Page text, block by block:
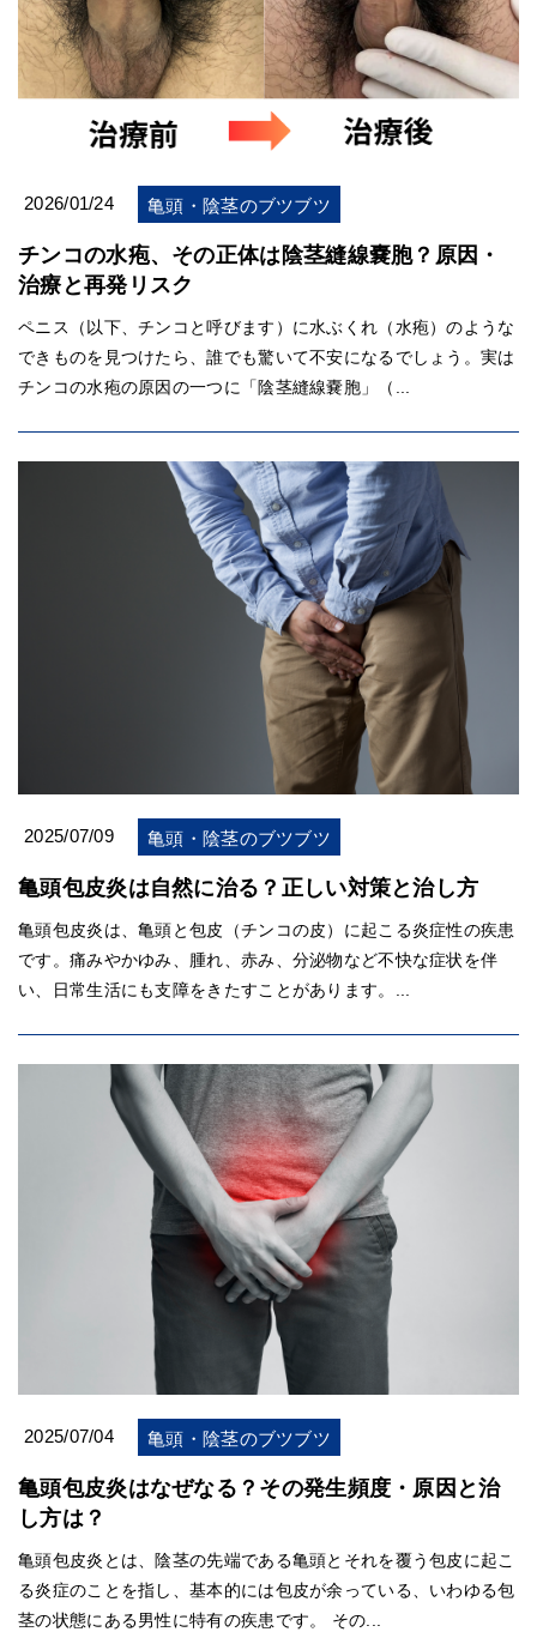
2026/01/24 亀頭・陰茎のブツブツ
チンコの水疱、その正体は陰茎縫線嚢胞？原因・
治療と再発リスク
ペニス（以下、チンコと呼びます）に水ぶくれ（水疱）のような
できものを見つけたら、誰でも驚いて不安になるでしょう。実は
チンコの水疱の原因の一つに「陰茎縫線嚢胞」（...
2025/07/09 亀頭・陰茎のブツブツ
亀頭包皮炎は自然に治る？正しい対策と治し方
亀頭包皮炎は、亀頭と包皮（チンコの皮）に起こる炎症性の疾患
です。痛みやかゆみ、腫れ、赤み、分泌物など不快な症状を伴
い、日常生活にも支障をきたすことがあります。...
2025/07/04 亀頭・陰茎のブツブツ
亀頭包皮炎はなぜなる？その発生頻度・原因と治
し方は？
亀頭包皮炎とは、陰茎の先端である亀頭とそれを覆う包皮に起こ
る炎症のことを指し、基本的には包皮が余っている、いわゆる包
茎の状態にある男性に特有の疾患です。 その...